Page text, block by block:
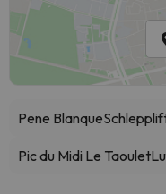
Pene Blanque
Pic du Midi Le Taoulet